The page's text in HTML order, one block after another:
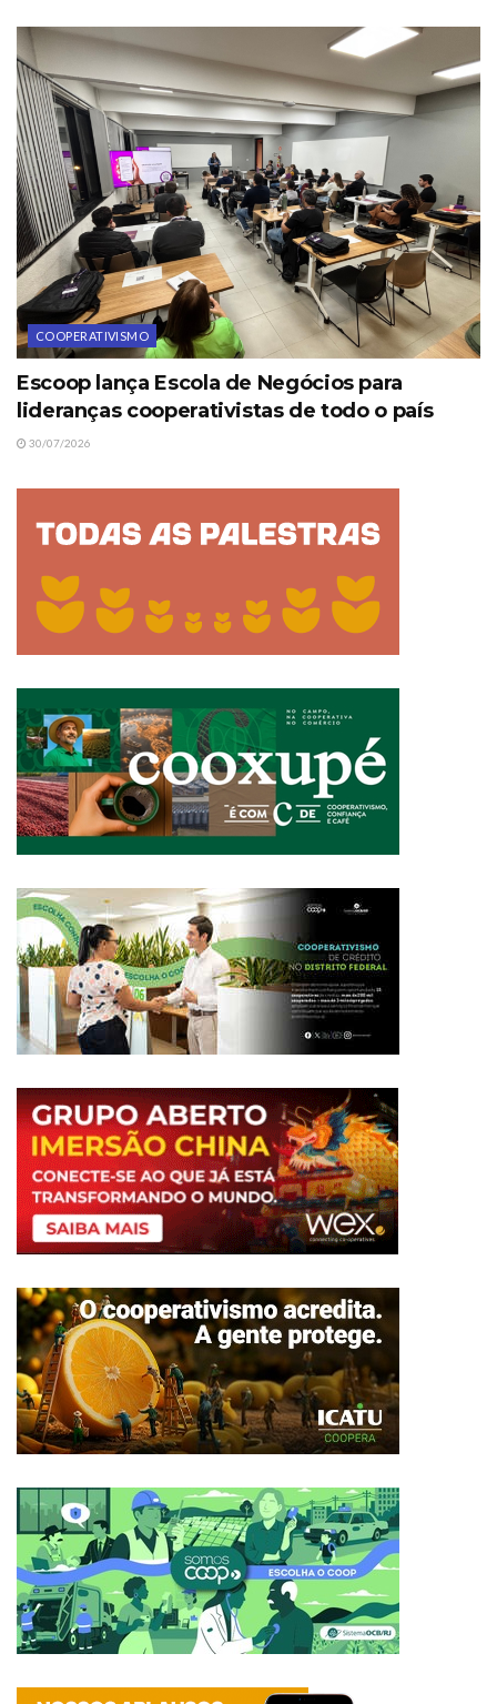
COOPERATIVISMO
Escoop lança Escola de Negócios para
lideranças cooperativistas de todo o país
30/07/2026